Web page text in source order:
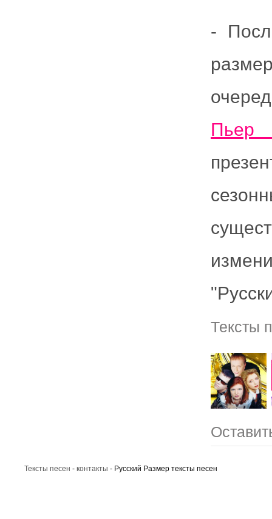
-
Тексты
Тексты песен - контакты - Русский Размер тексты песен